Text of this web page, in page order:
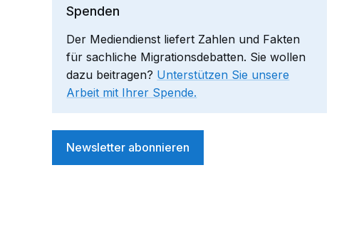
Spenden
Der Mediendienst liefert Zahlen und Fakten
für sachliche Migrationsdebatten. Sie wollen
dazu beitragen? Unterstützen Sie unsere
Arbeit mit Ihrer Spende.
Newsletter abonnieren